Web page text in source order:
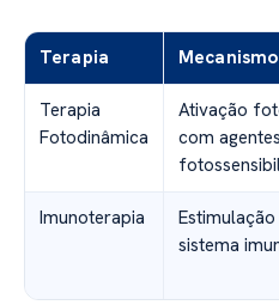
Terapia
Terapia
Fotodinâmica
Ativação
com agentes
Imunoterapia
sistema